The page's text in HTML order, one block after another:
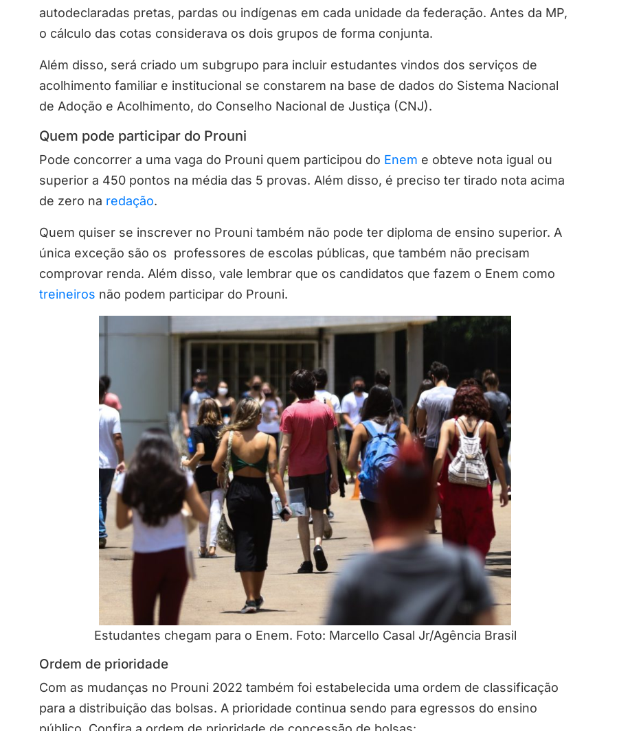
autodeclaradas pretas, pardas ou indígenas em cada unidade da federação. Antes da MP,
o cálculo das cotas considerava os dois grupos de forma conjunta.
Além disso, será criado um subgrupo para incluir estudantes vindos dos serviços de
acolhimento familiar e institucional se constarem na base de dados do Sistema Nacional
de Adoção e Acolhimento, do Conselho Nacional de Justiça (CNJ).
Quem pode participar do Prouni
Pode concorrer a uma vaga do Prouni quem participou do Enem e obteve nota igual ou
superior a 450 pontos na média das 5 provas. Além disso, é preciso ter tirado nota acima
de zero na redação.
Quem quiser se inscrever no Prouni também não pode ter diploma de ensino superior. A
única exceção são os professores de escolas públicas, que também não precisam
comprovar renda. Além disso, vale lembrar que os candidatos que fazem o Enem como
treineiros não podem participar do Prouni.
Estudantes chegam para o Enem. Foto: Marcello Casal Jr/Agência Brasil
Ordem de prioridade
Com as mudanças no Prouni 2022 também foi estabelecida uma ordem de classificação
para a distribuição das bolsas. A prioridade continua sendo para egressos do ensino